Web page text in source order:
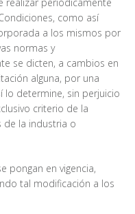
como así
a los mismos por
normas y
se dicten, a cambios en
alguna, por una
lo determine, sin perjuicio
criterio de la
de la industria o
pongan en vigencia,
tal modificación a los